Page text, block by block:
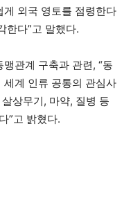
외국 영토를 점령한다
한다”고 말했다.
관계 구축과 관련, “동
계 인류 공통의 관심사
상무기, 마약, 질병 등
”고 밝혔다.